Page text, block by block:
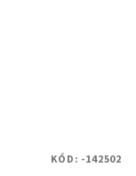
KÓD: -142502